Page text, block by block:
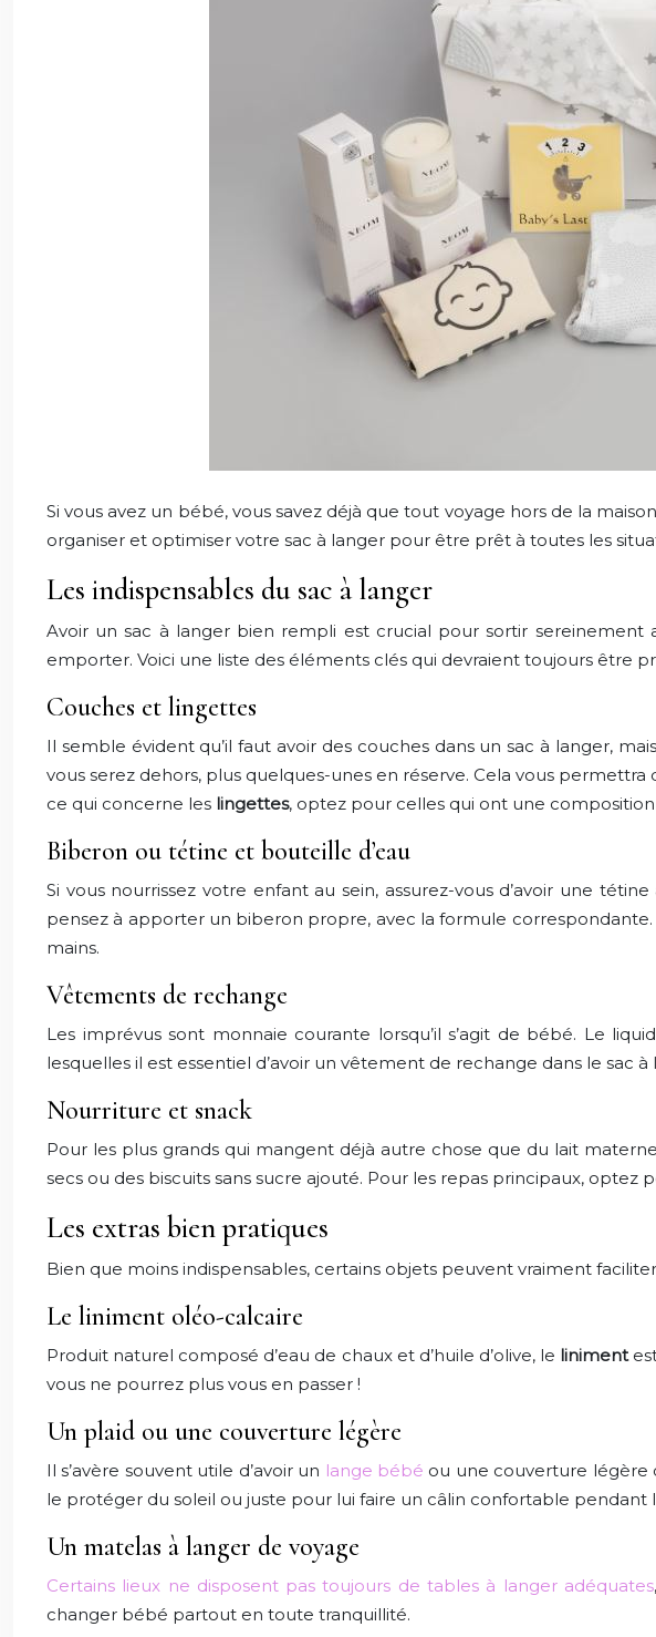
Si vous avez un bébé, vous savez déjà que tout voyage hors de la
organiser et optimiser votre sac à langer pour être prêt à toutes les
Les indispensables du sac à langer
Avoir un sac à langer bien rempli est crucial pour sortir
emporter. Voici une liste des éléments clés qui devraient toujours être
Couches et lingettes
Il semble évident qu’il faut avoir des couches dans un sac à langer, mais
vous serez dehors, plus quelques-unes en réserve. Cela vous
ce qui concerne les lingettes, optez pour celles qui ont une
Biberon ou tétine et bouteille d’eau
Si vous nourrissez votre enfant au sein, assurez-vous d’avoir une
pensez à apporter un biberon propre, avec la formule
mains.
Vêtements de rechange
Les imprévus sont monnaie courante lorsqu’il s’agit de bébé. Le
lesquelles il est essentiel d’avoir un vêtement de rechange dans le sac
Nourriture et snack
Pour les plus grands qui mangent déjà autre chose que du lait
secs ou des biscuits sans sucre ajouté. Pour les repas principaux,
Les extras bien pratiques
Bien que moins indispensables, certains objets peuvent vraiment
Le liniment oléo-calcaire
Produit naturel composé d’eau de chaux et d’huile d’olive, le liniment
vous ne pourrez plus vous en passer !
Un plaid ou une couverture légère
Il s’avère souvent utile d’avoir un lange bébé ou une couverture légère
le protéger du soleil ou juste pour lui faire un câlin confortable pendant
Un matelas à langer de voyage
Certains lieux ne disposent pas toujours de tables à langer adéquates
changer bébé partout en toute tranquillité.